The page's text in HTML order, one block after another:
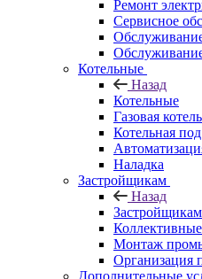
Ремонт
Сервисное
Котельные
Назад
Котельные
Газовая
Котельная
Наладка
Застройщикам
Назад
Застройщикам
Монтаж
Организация
Дополнительные